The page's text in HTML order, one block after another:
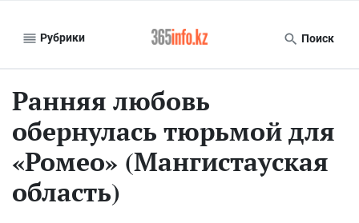
Рубрики Поиск
Ранняя любовь
обернулась тюрьмой для
«Ромео» (Мангистауская
область)